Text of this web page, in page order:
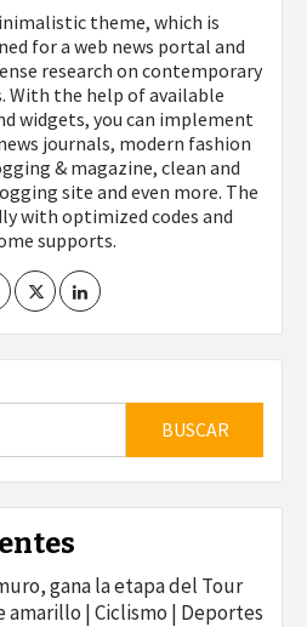
theme, which is
for a web news portal and
research on contemporary
With the help of available
widgets, you can implement
journals, modern fashion
& magazine, clean and
site and even more. The
with optimized codes and
supports.
gana la etapa del Tour
amarillo | Ciclismo | Deportes